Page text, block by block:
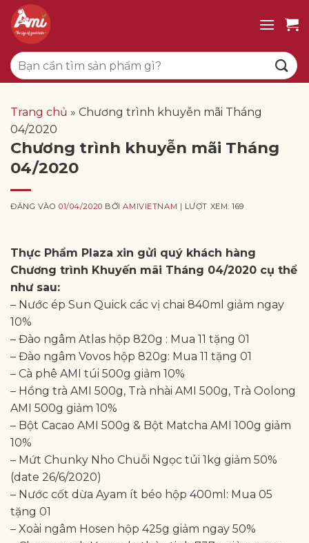
qua
dung
Tìm
kiếm:
Trang chủ » Chương trình khuyễn mãi Tháng
04/2020
Chương trình khuyễn mãi Tháng
04/2020
ĐĂNG VÀO01/04/2020 BỞIAMIVIETNAM | LƯỢT XEM: 169
Thực Phẩm Plaza xin gửi quý khách hàng
Chương trình Khuyến mãi Tháng 04/2020 cụ thể
như sau:
– Nước ép Sun Quick các vị chai 840ml giảm ngay
10%
– Đào ngâm Atlas hộp 820g : Mua 11 tặng 01
– Đào ngâm Vovos hộp 820g: Mua 11 tặng 01
– Cà phê AMI túi 500g giảm 10%
– Hồng trà AMI 500g, Trà nhài AMI 500g, Trà Oolong
AMI 500g giảm 10%
– Bột Cacao AMI 500g & Bột Matcha AMI 100g giảm
10%
– Mứt Chunky Nho Chuỗi Ngọc túi 1kg giảm 50%
(date 26/6/2020)
– Nước cốt dừa Ayam ít béo hộp 400ml: Mua 05
tặng 01
– Xoài ngâm Hosen hộp 425g giảm ngay 50%